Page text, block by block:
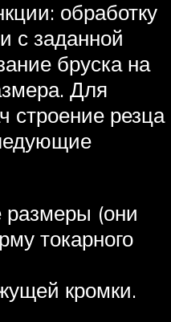
обработку
с заданной
бруска на
Для
строение резца
размеры (они
токарного
кромки.